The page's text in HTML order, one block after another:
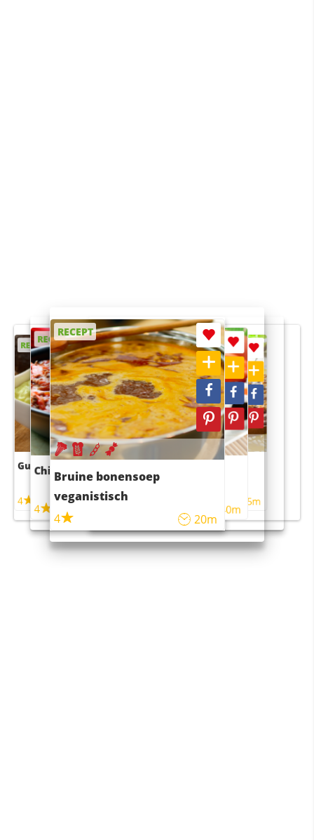
RECEPT
Guacamole
4
RECEPT
Chili con carne
4
RECEPT
Bruine bonensoep
veganistisch
4
20m
RECEPT
Sushi rijstsalade
maaltijdsalade
40m
RECEPT
4 55m